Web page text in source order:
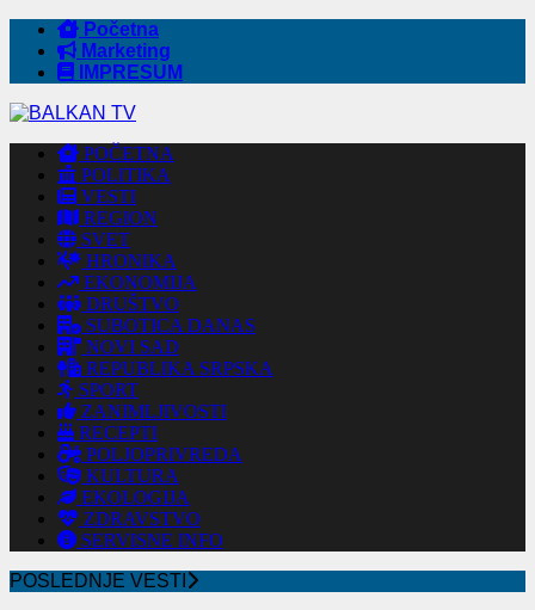
Početna
Marketing
IMPRESUM
POČETNA
POLITIKA
VESTI
REGION
SVET
HRONIKA
EKONOMIJA
DRUŠTVO
SUBOTICA DANAS
NOVI SAD
REPUBLIKA SRPSKA
SPORT
ZANIMLJIVOSTI
RECEPTI
POLJOPRIVREDA
KULTURA
EKOLOGIJA
ZDRAVSTVO
SERVISNE INFO
POSLEDNJE VESTI